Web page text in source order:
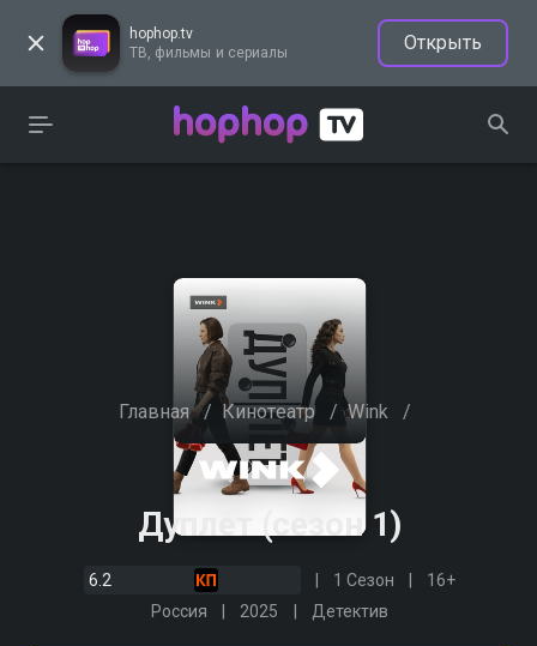
hophop.tv
ТВ, фильмы и сериалы
Открыть
Главная / Кинотеатр / Wink /
Дуплет (сезон 1)
6.2 1 Сезон
16+
Россия
2025 Детектив